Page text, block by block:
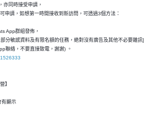
亦同時接受申請，
申請，如想第一時間接收到新訪問，可透過3個方法：
App群組發佈，
分敏感資料及有限名額的任務，絶對沒有廣告及其他不必要雜訊]
聯絡，不要直接致電，謝謝) 。
營】
有顯示